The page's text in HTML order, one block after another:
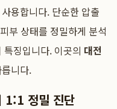
용합니다. 단순한 압출
부 상태를 정밀하게 분석
징입니다. 이곳의 대전
니다.
1:1 정밀 진단